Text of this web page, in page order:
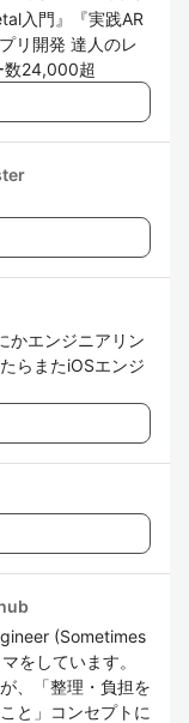
入門』『実践AR
リ開発 達人のレ
数24,000超
かエンジニアリン
らまたiOSエンジ
(Sometimes
をしています。
、「整理・負担を
と」コンセプトに